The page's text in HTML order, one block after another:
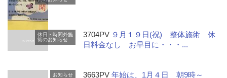
休日・時間外施
術のお知らせ
3704PV ９月１９日(祝) 整体施術 休
日料金なし お早目に・・・...
お知らせ 3663PV年始は、1月４日 朝9時～